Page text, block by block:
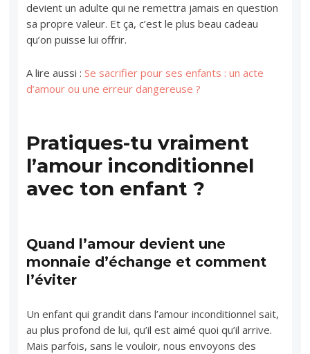
devient un adulte qui ne remettra jamais en question
sa propre valeur. Et ça, c’est le plus beau cadeau
qu’on puisse lui offrir.
A lire aussi :Se sacrifier pour ses enfants : un acte
d’amour ou une erreur dangereuse ?
Pratiques-tu vraiment
l’amour inconditionnel
avec ton enfant ?
Quand l’amour devient une
monnaie d’échange et comment
l’éviter
Un enfant qui grandit dans l’amour inconditionnel sait,
au plus profond de lui, qu’il est aimé quoi qu’il arrive.
Mais parfois, sans le vouloir, nous envoyons des